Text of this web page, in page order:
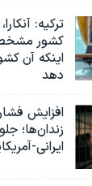
ترکیه:
کشور
اینکه آن
دهد
افزایش
زندان‌ها؛
ایرانی-